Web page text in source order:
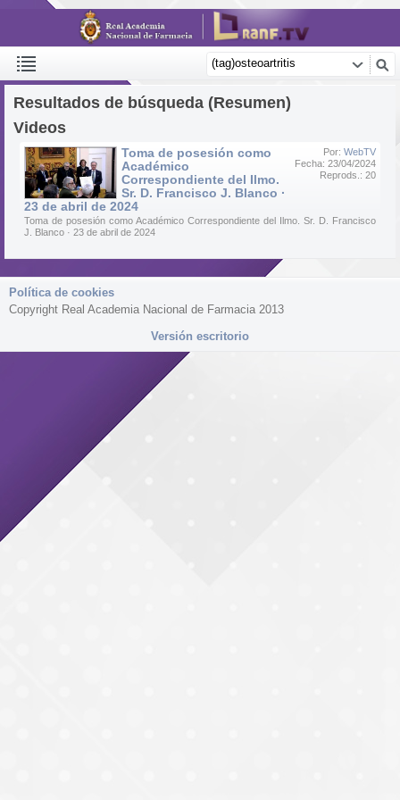
Resultados de búsqueda (Resumen)
Videos
Por: WebTV
Fecha: 23/04/2024
Reprods.: 20
Toma de posesión como
Académico
Correspondiente del Ilmo.
Sr. D. Francisco J. Blanco ·
23 de abril de 2024
Toma de posesión como Académico Correspondiente del Ilmo. Sr. D. Francisco
J. Blanco · 23 de abril de 2024
Política de cookies
Copyright Real Academia Nacional de Farmacia 2013
Versión escritorio